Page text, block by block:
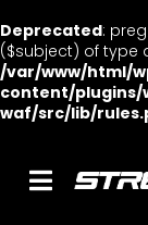
Deprecated:
($subject) of type
/var/www/html/
content/
waf/src/lib/
content
Toggle